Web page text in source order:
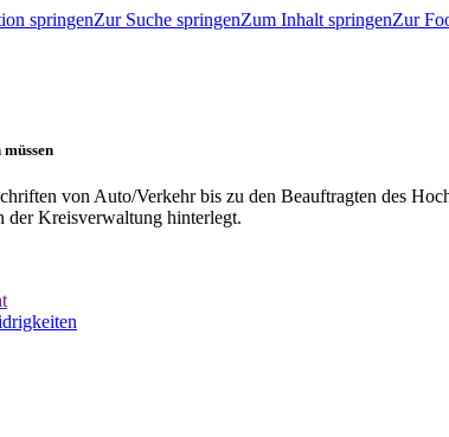
springenZur Suche springenZum Inhalt springenZur
müssen
von Auto/Verkehr bis zu den Beauftragten des
der Kreisverwaltung hinterlegt.